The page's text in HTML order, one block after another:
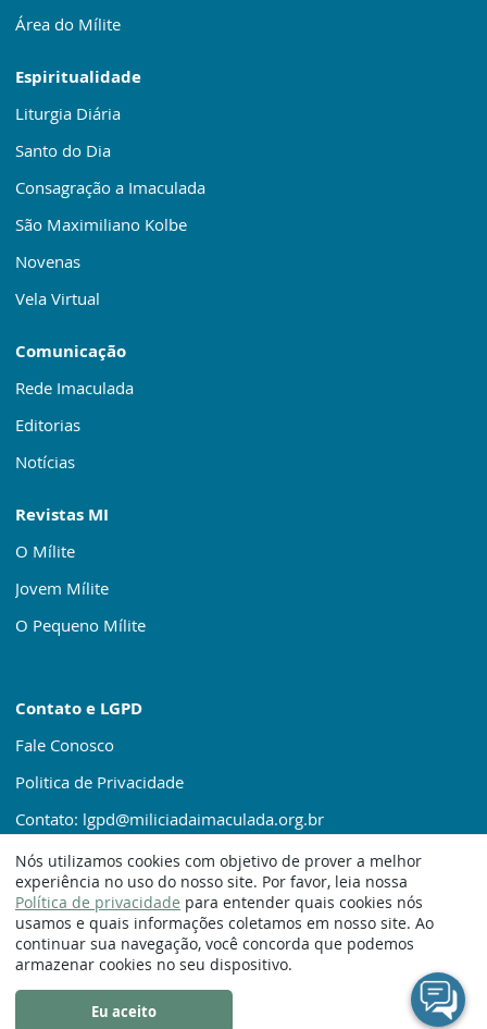
Área do Mílite
Espiritualidade
Liturgia Diária
Santo do Dia
Consagração a Imaculada
São Maximiliano Kolbe
Novenas
Vela Virtual
Comunicação
Rede Imaculada
Editorias
Notícias
Revistas MI
O Mílite
Jovem Mílite
O Pequeno Mílite
Contato e LGPD
Fale Conosco
Politica de Privacidade
Contato: lgpd@miliciadaimaculada.org.br
© 1920 – 2025. Milícia da Imaculada
Nós utilizamos cookies com objetivo de prover a melhor
experiência no uso do nosso site. Por favor, leia nossa
Política de privacidade para entender quais cookies nós
usamos e quais informações coletamos em nosso site. Ao
continuar sua navegação, você concorda que podemos
armazenar cookies no seu dispositivo.
Eu aceito